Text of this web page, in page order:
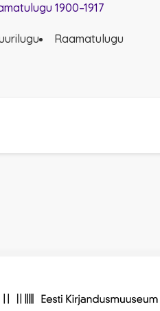
1900–1917
Raamatulugu